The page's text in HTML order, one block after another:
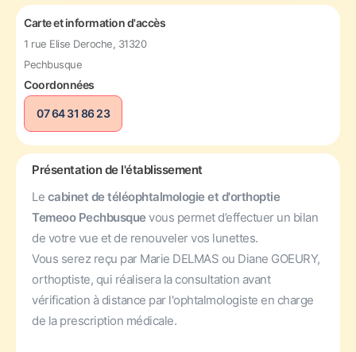
Carte et information d'accès
1 rue Elise Deroche, 31320
Pechbusque
Coordonnées
07 64 31 86 23
Présentation de l'établissement
Le cabinet de téléophtalmologie et d'orthoptie
Temeoo Pechbusque vous permet d’effectuer un bilan
de votre vue et de renouveler vos lunettes.
Vous serez reçu par Marie DELMAS ou Diane GOEURY,
orthoptiste, qui réalisera la consultation avant
vérification à distance par l'ophtalmologiste en charge
de la prescription médicale.